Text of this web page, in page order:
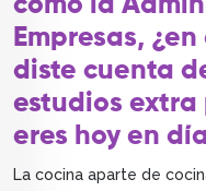
como la
Empresas,
diste cuenta
estudios extra
eres hoy en
La cocina aparte de